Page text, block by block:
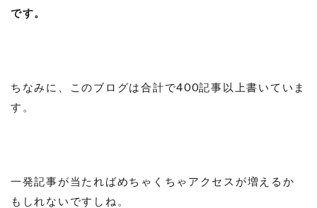
です。
ちなみに、このブログは合計で400記事以上書いていま
す。
一発記事が当たればめちゃくちゃアクセスが増えるか
もしれないですしね。